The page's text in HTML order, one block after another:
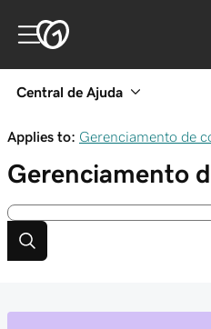
Central de Ajuda
Applies to: Gerenciamento de
Gerenciamento